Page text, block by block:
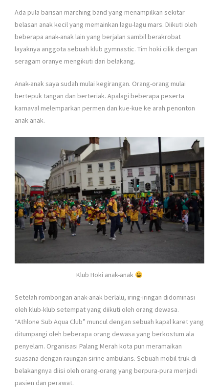
Ada pula barisan marching band yang menampilkan sekitar
belasan anak kecil yang memainkan lagu-lagu mars. Diikuti oleh
beberapa anak-anak lain yang berjalan sambil berakrobat
layaknya anggota sebuah klub gymnastic. Tim hoki cilik dengan
seragam oranye mengikuti dari belakang.
Anak-anak saya sudah mulai kegirangan. Orang-orang mulai
bertepuk tangan dan berteriak. Apalagi beberapa peserta
karnaval melemparkan permen dan kue-kue ke arah penonton
anak-anak.
Klub Hoki anak-anak
Setelah rombongan anak-anak berlalu, iring-iringan didominasi
oleh klub-klub setempat yang diikuti oleh orang dewasa.
“Athlone Sub Aqua Club” muncul dengan sebuah kapal karet yang
ditumpangi oleh beberapa orang dewasa yang berkostum ala
penyelam. Organisasi Palang Merah kota pun meramaikan
suasana dengan raungan sirine ambulans. Sebuah mobil truk di
belakangnya diisi oleh orang-orang yang berpura-pura menjadi
pasien dan perawat.